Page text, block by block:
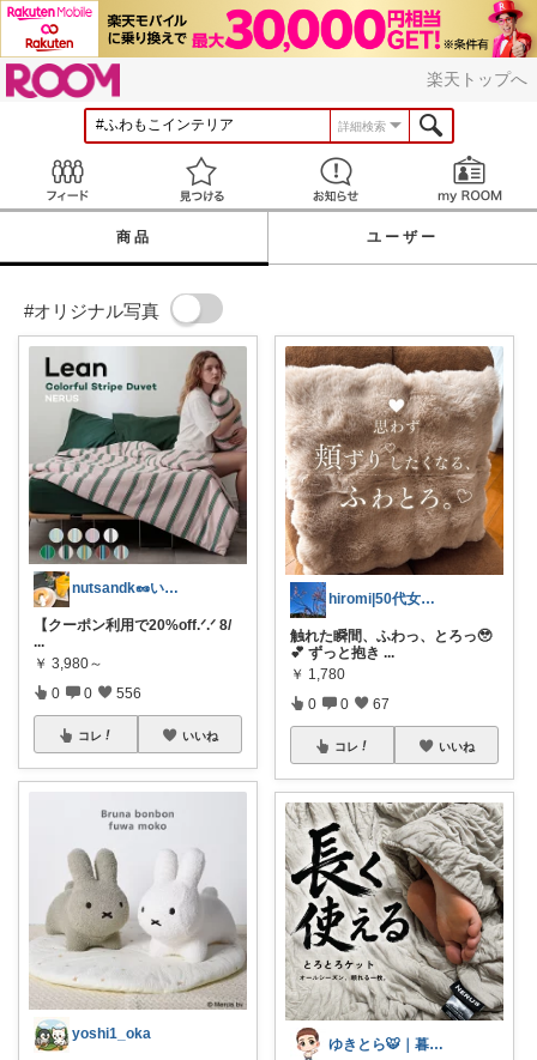
楽天トップへ
詳細検索
見つける お知らせ
商品 ユーザー
#オリジナル写真
nutsandk🥜いつも感謝です◡̈♡
【クーポン利用で20%off.ᐟ.ᐟ 8/
...
￥ 3,980～
0 0 556
コレ いいね
yoshi1_oka
hiromi|50代女性の暮らしおすすめ
触れた瞬間、ふわっ、とろっ🥹
💕 ずっと抱き ...
￥ 1,780
0 0 67
コレ いいね
ゆきとら🐯｜暮らしをラクにしたいパパ